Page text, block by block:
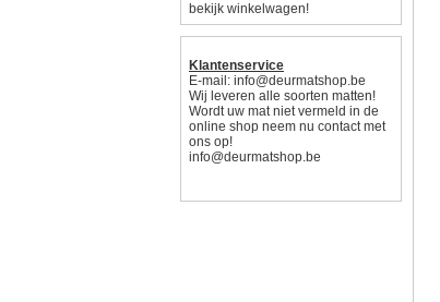
bekijk winkelwagen!
Klantenservice
E-mail: info@deurmatshop.be
Wij leveren alle soorten matten!
Wordt uw mat niet vermeld in de
online shop neem nu contact met
ons op!
info@deurmatshop.be